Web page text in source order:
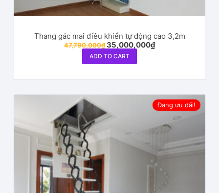
Thang gác mai điều khiển tự động cao 3,2m
47,790,000₫ 35,000,000₫
ADD TO CART
Đang ưu đãi!